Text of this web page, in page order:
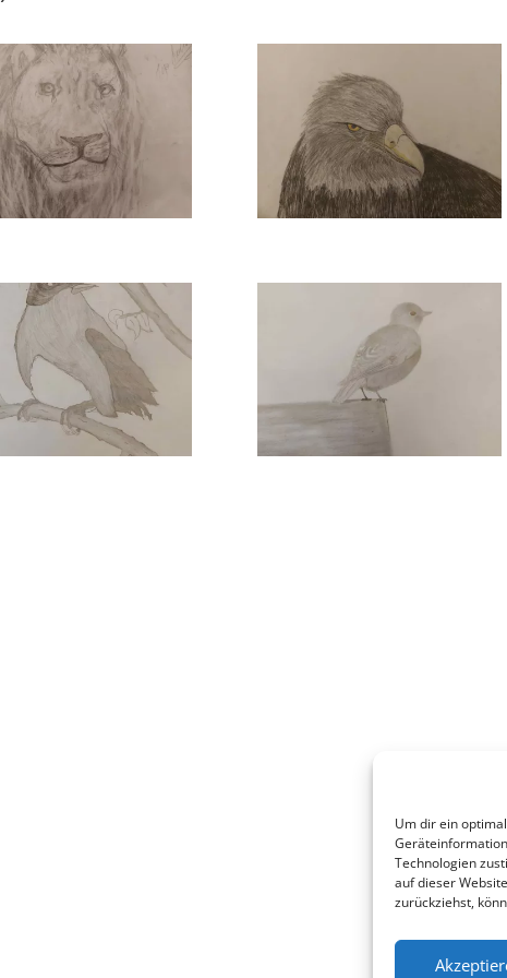
Um dir ein
Technologien
auf dieser
zurückziehst,